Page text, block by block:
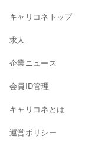
キャリコネトップ
求人
企業ニュース
会員ID管理
キャリコネとは
運営ポリシー